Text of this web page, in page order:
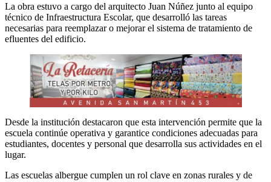
La obra estuvo a cargo del arquitecto Juan Núñez junto al equipo
técnico de Infraestructura Escolar, que desarrolló las tareas
necesarias para reemplazar o mejorar el sistema de tratamiento de
efluentes del edificio.
Desde la institución destacaron que esta intervención permite que la
escuela continúe operativa y garantice condiciones adecuadas para
estudiantes, docentes y personal que desarrolla sus actividades en el
lugar.
Las escuelas albergue cumplen un rol clave en zonas rurales y de